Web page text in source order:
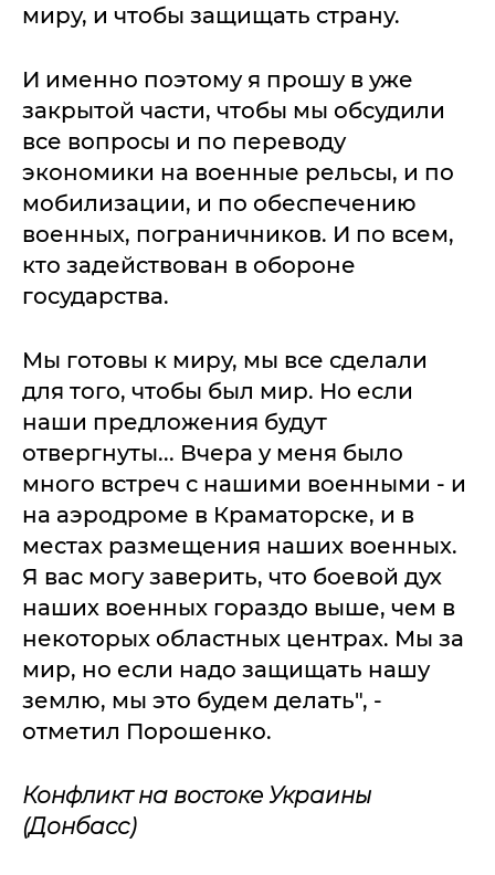
миру, и чтобы защищать страну.
И именно поэтому я прошу в уже
закрытой части, чтобы мы обсудили
все вопросы и по переводу
экономики на военные рельсы, и по
мобилизации, и по обеспечению
военных, пограничников. И по всем,
кто задействован в обороне
государства.
Мы готовы к миру, мы все сделали
для того, чтобы был мир. Но если
наши предложения будут
отвергнуты... Вчера у меня было
много встреч с нашими военными - и
на аэродроме в Краматорске, и в
местах размещения наших военных.
Я вас могу заверить, что боевой дух
наших военных гораздо выше, чем в
некоторых областных центрах. Мы за
мир, но если надо защищать нашу
землю, мы это будем делать", -
отметил Порошенко.
Конфликт на востоке Украины
(Донбасс)